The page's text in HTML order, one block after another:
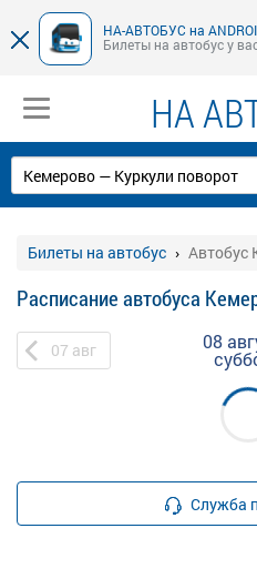
НА-АВТОБУС на
Билеты на автобус у
НА
Билеты на автобус Автобус
Расписание автобуса
07 авг 08
Служба